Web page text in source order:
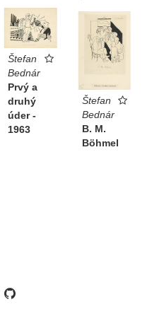
Štefan
Bednár
Prvý a
druhý
úder -
1963
Štefan
Bednár
B. M.
Böhmel